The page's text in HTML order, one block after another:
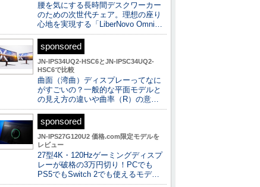
腰を気にする長時間デスクワーカー
のための次世代チェア。理想の座り
心地を実現する「LiberNovo Omni…
sponsored
JN-IPS34UQ2-HSC6とJN-IPSC34UQ2-
HSC6で比較
曲面（湾曲）ディスプレーってなに
がすごいの？一般的な平面モデルと
の見え方の違いや曲率（R）の意…
sponsored
JN-IPS27G120U2 価格.com限定モデルを
レビュー
27型4K・120Hzゲーミングディスプ
レーが破格の3万円切り！PCでも
PS5でもSwitch 2でも使えるモデ…